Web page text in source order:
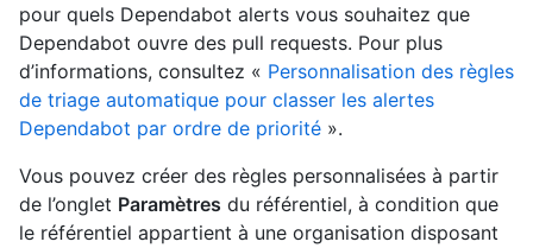
pour quels Dependabot alerts vous souhaitez que
Dependabot ouvre des pull requests. Pour plus
d’informations, consultez « Personnalisation des règles
de triage automatique pour classer les alertes
Dependabot par ordre de priorité ».
Vous pouvez créer des règles personnalisées à partir
de l’onglet Paramètres du référentiel, à condition que
le référentiel appartient à une organisation disposant